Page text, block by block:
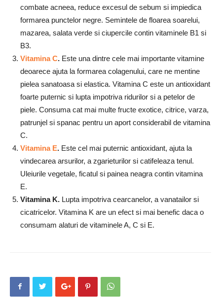
combate acneea, reduce excesul de sebum si impiedica
formarea punctelor negre. Semintele de floarea soarelui,
mazarea, salata verde si ciupercile contin vitaminele B1 si
B3.
Vitamina C. Este una dintre cele mai importante vitamine
deoarece ajuta la formarea colagenului, care ne mentine
pielea sanatoasa si elastica. Vitamina C este un antioxidant
foarte puternic si lupta impotriva ridurilor si a petelor de
piele. Consuma cat mai multe fructe exotice, citrice, varza,
patrunjel si spanac pentru un aport considerabil de vitamina
C.
Vitamina E. Este cel mai puternic antioxidant, ajuta la
vindecarea arsurilor, a zgarieturilor si catifeleaza tenul.
Uleiurile vegetale, ficatul si painea neagra contin vitamina
E.
Vitamina K. Lupta impotriva cearcanelor, a vanatailor si
cicatricelor. Vitamina K are un efect si mai benefic daca o
consumam alaturi de vitaminele A, C si E.